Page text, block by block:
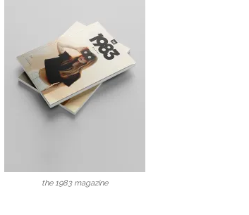
the 1983 magazine